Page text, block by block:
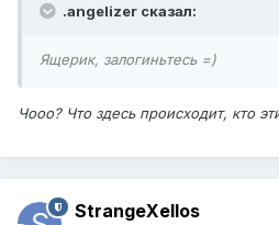
.angelizer сказал:
Ящерик, залогиньтесь =)
Чооо? Что здесь происходит, кто
StrangeXellos